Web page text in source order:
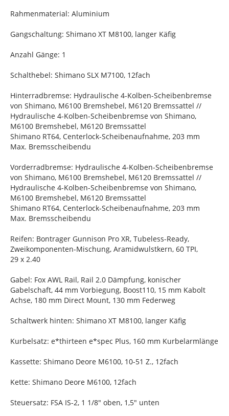
Rahmenmaterial: Aluminium
Gangschaltung: Shimano XT M8100, langer Käfig
Anzahl Gänge: 1
Schalthebel: Shimano SLX M7100, 12fach
Hinterradbremse: Hydraulische 4-Kolben-Scheibenbremse
von Shimano, M6100 Bremshebel, M6120 Bremssattel //
Hydraulische 4-Kolben-Scheibenbremse von Shimano,
M6100 Bremshebel, M6120 Bremssattel
Shimano RT64, Centerlock-Scheibenaufnahme, 203 mm
Max. Bremsscheibendu
Vorderradbremse: Hydraulische 4-Kolben-Scheibenbremse
von Shimano, M6100 Bremshebel, M6120 Bremssattel //
Hydraulische 4-Kolben-Scheibenbremse von Shimano,
M6100 Bremshebel, M6120 Bremssattel
Shimano RT64, Centerlock-Scheibenaufnahme, 203 mm
Max. Bremsscheibendu
Reifen: Bontrager Gunnison Pro XR, Tubeless-Ready,
Zweikomponenten-Mischung, Aramidwulstkern, 60 TPI,
29 x 2.40
Gabel: Fox AWL Rail, Rail 2.0 Dämpfung, konischer
Gabelschaft, 44 mm Vorbiegung, Boost110, 15 mm Kabolt
Achse, 180 mm Direct Mount, 130 mm Federweg
Schaltwerk hinten: Shimano XT M8100, langer Käfig
Kurbelsatz: e*thirteen e*spec Plus, 160 mm Kurbelarmlänge
Kassette: Shimano Deore M6100, 10-51 Z., 12fach
Kette: Shimano Deore M6100, 12fach
Steuersatz: FSA IS-2, 1 1/8" oben, 1,5" unten